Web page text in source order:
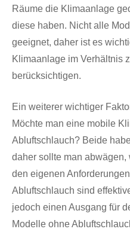
Räume die Klimaanlage
diese haben. Nicht alle
geeignet, daher ist es
Klimaanlage im Verhältnis
berücksichtigen.
Ein weiterer wichtiger
Möchte man eine mobile
Abluftschlauch? Beide
daher sollte man
den eigenen
Abluftschlauch sind
jedoch einen Ausgang für
Modelle ohne